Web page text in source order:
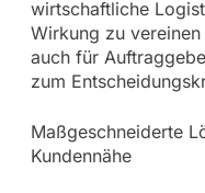
wirtschaftliche
Wirkung zu
auch für
zum
Maßgeschneiderte
Kundennähe